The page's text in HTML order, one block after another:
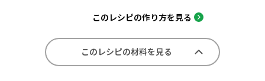
このレシピの作り方を見る
このレシピの材料を見る